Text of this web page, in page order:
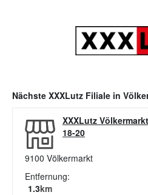
Nächste XXXLutz Filiale in
XXXLutz Völkermarkt
18-20
9100 Völkermarkt
Entfernung:
1.3km